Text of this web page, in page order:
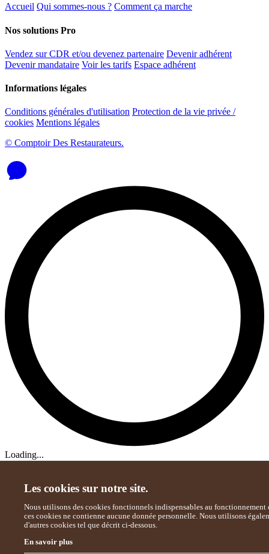
Les cookies sur notre site.
Nous utilisons des cookies fonctionnels indispensables au fonctionnement
ces cookies ne contienne aucune donnée personnelle. Nous utilisons
d'autres cookies tel que décrit ci-dessous.
En savoir plus
Accueil Qui sommes-nous ? Comment ça marche
Nos solutions Pro
Vendez sur CDR et/ou devenez partenaire Devenir adhérent
Devenir mandataire Voir les tarifs Espace adhérent
Informations légales
Conditions générales d'utilisation Protection de la vie privée /
cookies Mentions légales
© Comptoir Des Restaurateurs.
Loading...